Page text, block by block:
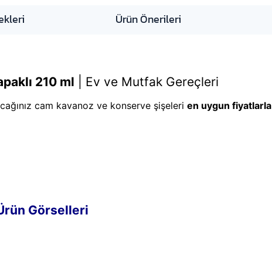
Ürün Önerileri
210 ml Ev ve Mutfak Gereçleri
cam kavanoz ve konserve şişeleri en uygun fiyatlarla
Görselleri